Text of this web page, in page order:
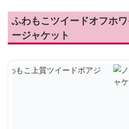
ふわもこツイードオフホ
ージャケット